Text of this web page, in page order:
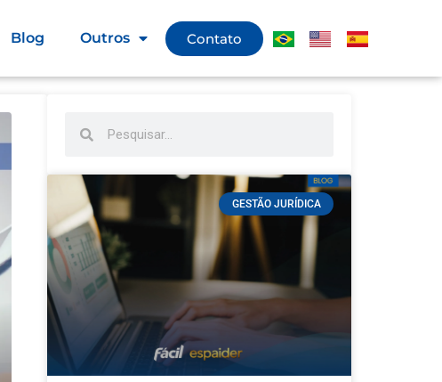
Blog Outros Contato
GESTÃO JURÍDICA